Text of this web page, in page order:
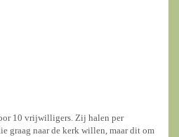
10 vrijwilligers. Zij halen per
graag naar de kerk willen, maar dit om